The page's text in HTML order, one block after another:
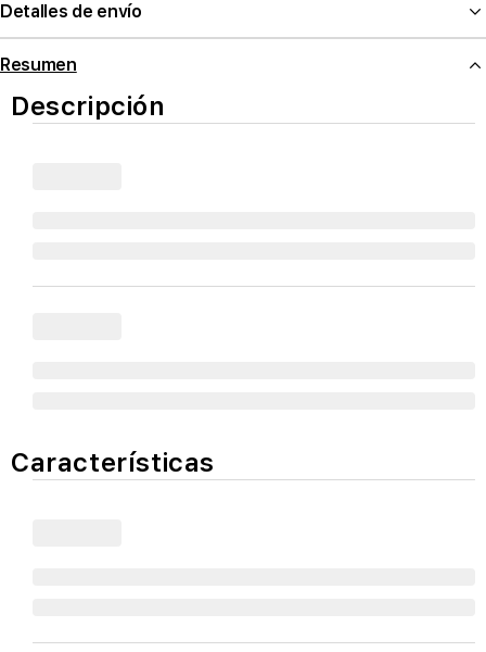
Detalles de envío
Resumen
Descripción
Características